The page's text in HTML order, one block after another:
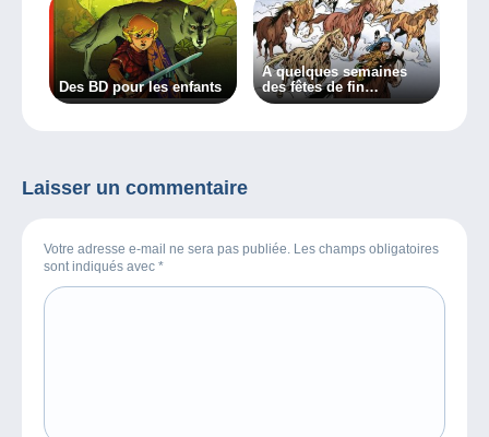
Des BD pour les enfants
A quelques semaines
des fêtes de fin
d’années, quelques
Laisser un commentaire
Votre adresse e-mail ne sera pas publiée. Les champs obligatoires
sont indiqués avec *